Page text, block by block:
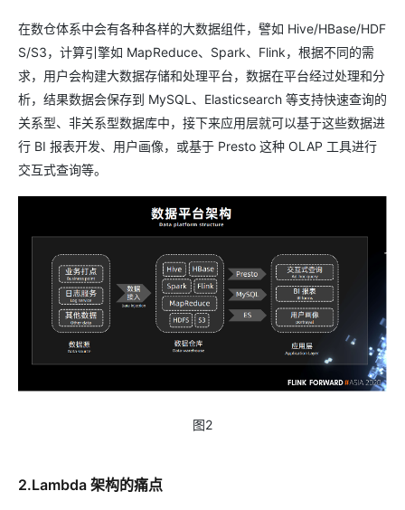
在数仓体系中会有各种各样的大数据组件，譬如 Hive/HBase/HDF
S/S3，计算引擎如 MapReduce、Spark、Flink，根据不同的需
求，用户会构建大数据存储和处理平台，数据在平台经过处理和分
析，结果数据会保存到 MySQL、Elasticsearch 等支持快速查询的
关系型、非关系型数据库中，接下来应用层就可以基于这些数据进
行 BI 报表开发、用户画像，或基于 Presto 这种 OLAP 工具进行
交互式查询等。
图2
2.Lambda 架构的痛点